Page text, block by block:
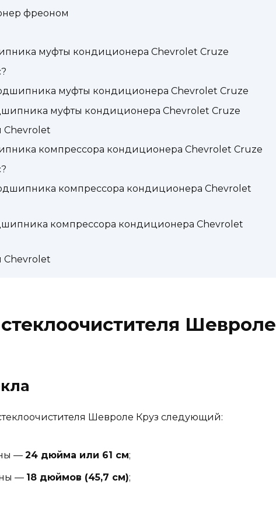
фреоном
муфты кондиционера Chevrolet Cruze
муфты кондиционера Chevrolet Cruze
муфты кондиционера Chevrolet Cruze
Chevrolet
компрессора кондиционера Chevrolet Cruze
компрессора кондиционера Chevrolet
компрессора кондиционера Chevrolet
Chevrolet
Шевроле
Шевроле Круз следующий:
— 24 дюйма или 61 см;
— 18 дюймов (45,7 см);